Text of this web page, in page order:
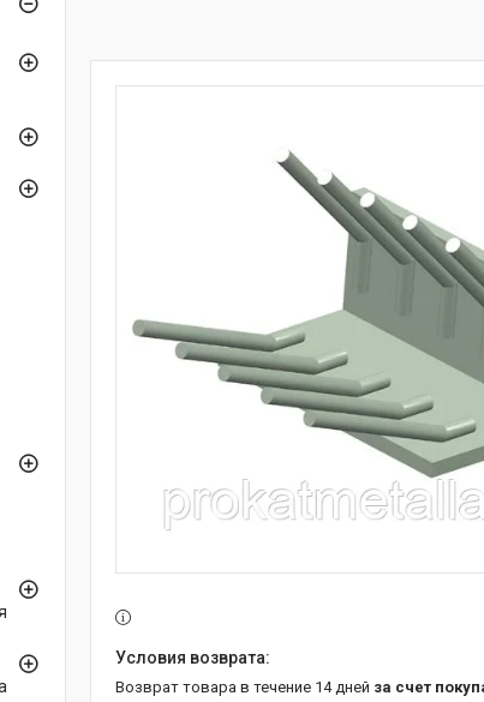
возврат товара в течение 14 дней за счет